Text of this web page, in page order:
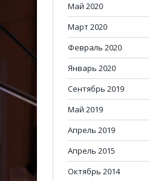
Май 2020
Март 2020
Февраль 2020
Январь 2020
Сентябрь 2019
Май 2019
Апрель 2019
Апрель 2015
Октябрь 2014